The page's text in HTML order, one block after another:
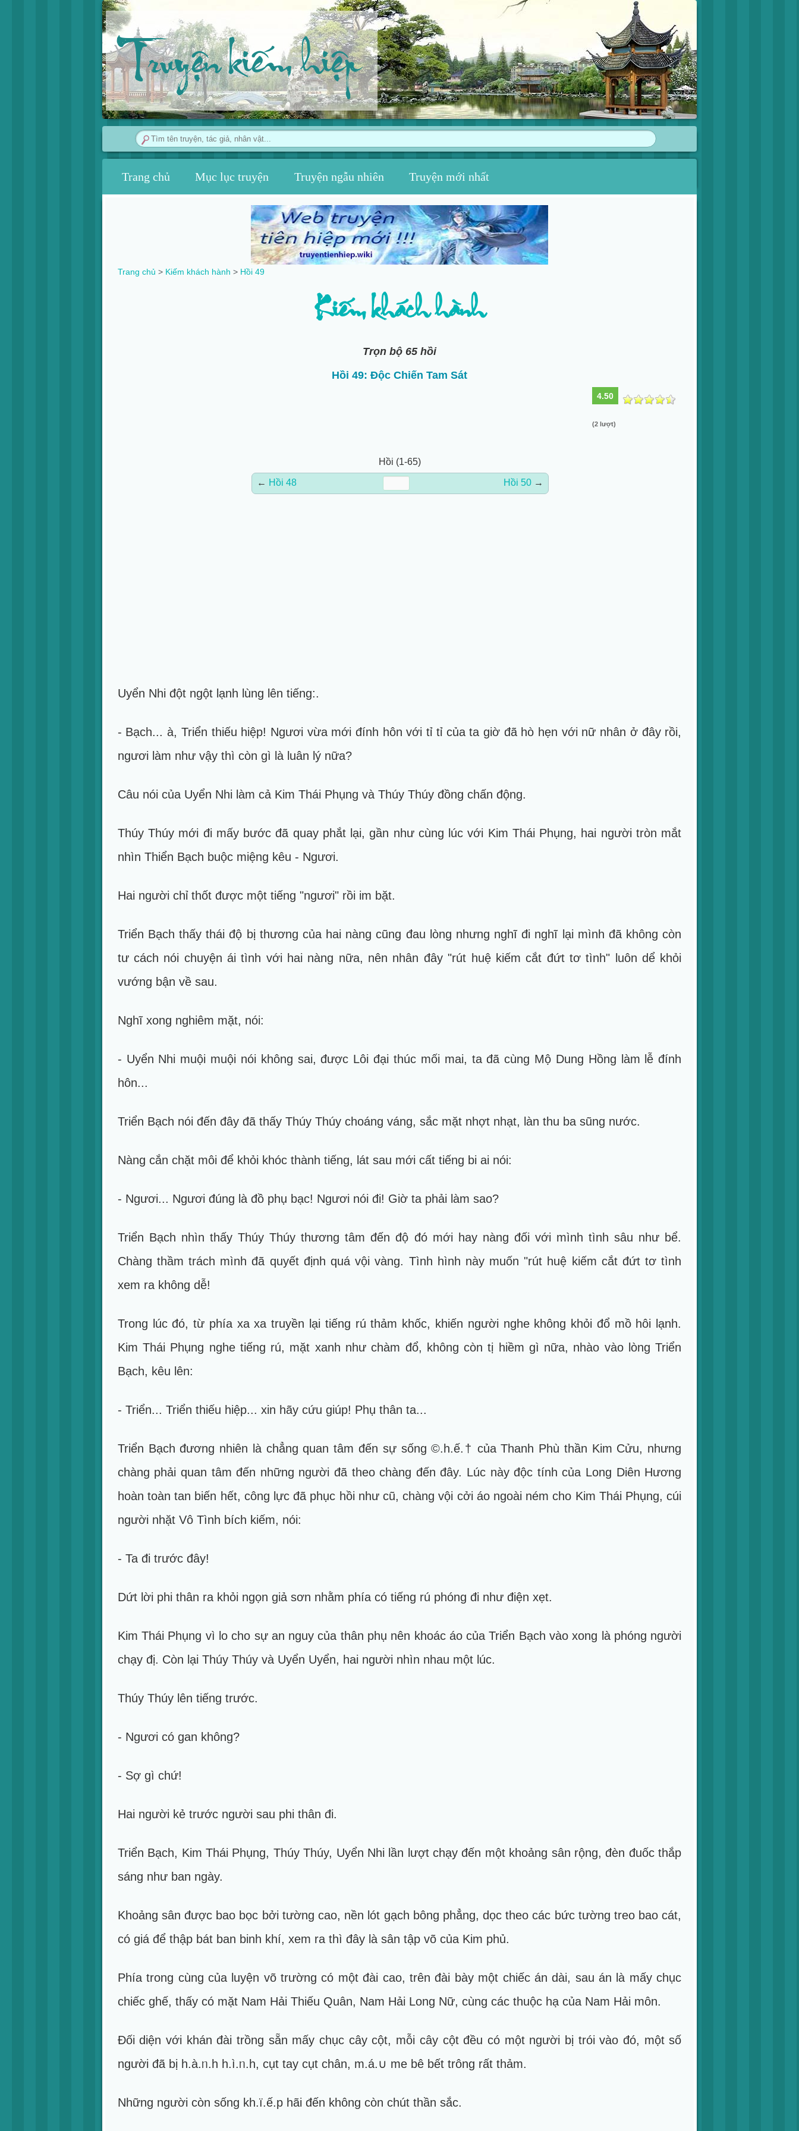
Truyện kiếm hiệp
Trang chủ Mục lục truyện Truyện ngẫu nhiên Truyện mới nhất
Trang chủ > Kiếm khách hành > Hồi 49
Kiếm khách hành
Trọn bộ 65 hồi
Hồi 49: Độc Chiến Tam Sát
4.50
(2 lượt)
Hồi (1-65)
← Hồi 48 Hồi 50→
Uyển Nhi đột ngột lạnh lùng lên tiếng:.
- Bạch... à, Triển thiếu hiệp! Ngươi vừa mới đính hôn với tỉ tỉ của ta giờ đã hò hẹn với nữ nhân ở đây rồi,
ngươi làm như vậy thì còn gì là luân lý nữa?
Câu nói của Uyển Nhi làm cả Kim Thái Phụng và Thúy Thúy đồng chấn động.
Thúy Thúy mới đi mấy bước đã quay phắt lại, gần như cùng lúc với Kim Thái Phụng, hai người tròn mắt
nhìn Thiển Bạch buộc miệng kêu - Ngươi.
Hai người chỉ thốt được một tiếng "ngươi" rồi im bặt.
Triển Bạch thấy thái độ bị thương của hai nàng cũng đau lòng nhưng nghĩ đi nghĩ lại mình đã không còn
tư cách nói chuyện ái tình với hai nàng nữa, nên nhân đây "rút huệ kiếm cắt đứt tơ tình" luôn dể khỏi
vướng bận về sau.
Nghĩ xong nghiêm mặt, nói:
- Uyển Nhi muội muội nói không sai, được Lôi đại thúc mối mai, ta đã cùng Mộ Dung Hồng làm lễ đính
hôn...
Triển Bạch nói đến đây đã thấy Thúy Thúy choáng váng, sắc mặt nhợt nhạt, làn thu ba sũng nước.
Nàng cắn chặt môi để khỏi khóc thành tiếng, lát sau mới cất tiếng bi ai nói:
- Ngươi... Ngươi đúng là đồ phụ bạc! Ngươi nói đi! Giờ ta phải làm sao?
Triển Bạch nhìn thấy Thúy Thúy thương tâm đến độ đó mới hay nàng đối với mình tình sâu như bể.
Chàng thầm trách mình đã quyết định quá vội vàng. Tình hình này muốn "rút huệ kiếm cắt đứt tơ tình
xem ra không dễ!
Trong lúc đó, từ phía xa xa truyền lại tiếng rú thảm khốc, khiến người nghe không khỏi đổ mồ hôi lạnh.
Kim Thái Phụng nghe tiếng rú, mặt xanh như chàm đổ, không còn tị hiềm gì nữa, nhào vào lòng Triển
Bạch, kêu lên:
- Triển... Triển thiếu hiệp... xin hãy cứu giúp! Phụ thân ta...
Triển Bạch đương nhiên là chẳng quan tâm đến sự sống ©.h.ế.† của Thanh Phù thần Kim Cửu, nhưng
chàng phải quan tâm đến những người đã theo chàng đến đây. Lúc này độc tính của Long Diên Hương
hoàn toàn tan biến hết, công lực đã phục hồi như cũ, chàng vội cởi áo ngoài ném cho Kim Thái Phụng, cúi
người nhặt Vô Tình bích kiếm, nói:
- Ta đi trước đây!
Dứt lời phi thân ra khỏi ngọn giả sơn nhằm phía có tiếng rú phóng đi như điện xẹt.
Kim Thái Phụng vì lo cho sự an nguy của thân phụ nên khoác áo của Triển Bạch vào xong là phóng người
chạy đị. Còn lại Thúy Thúy và Uyển Uyển, hai người nhìn nhau một lúc.
Thúy Thúy lên tiếng trước.
- Ngươi có gan không?
- Sợ gì chứ!
Hai người kẻ trước người sau phi thân đi.
Triển Bạch, Kim Thái Phụng, Thúy Thúy, Uyển Nhi lần lượt chạy đến một khoảng sân rộng, đèn đuốc thắp
sáng như ban ngày.
Khoảng sân được bao bọc bởi tường cao, nền lót gạch bông phẳng, dọc theo các bức tường treo bao cát,
có giá để thập bát ban binh khí, xem ra thì đây là sân tập võ của Kim phủ.
Phía trong cùng của luyện võ trường có một đài cao, trên đài bày một chiếc án dài, sau án là mấy chục
chiếc ghế, thấy có mặt Nam Hải Thiếu Quân, Nam Hải Long Nữ, cùng các thuộc hạ của Nam Hải môn.
Đối diện với khán đài trồng sẵn mấy chục cây cột, mỗi cây cột đều có một người bị trói vào đó, một số
người đã bị h.à.ᥒ.h h.ì.ᥒ.h, cụt tay cụt chân, m.á.∪ me bê bết trông rất thảm.
Những người còn sống kh.ï.ế.p hãi đến không còn chút thần sắc.